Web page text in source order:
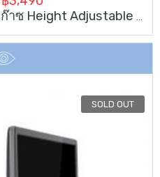
price
was:
฿4,190.
price
is:
ขายึดจอคู่ปรับระดับสปริงก๊าซ Height Adjustable Dual Monitor
SOLD OUT